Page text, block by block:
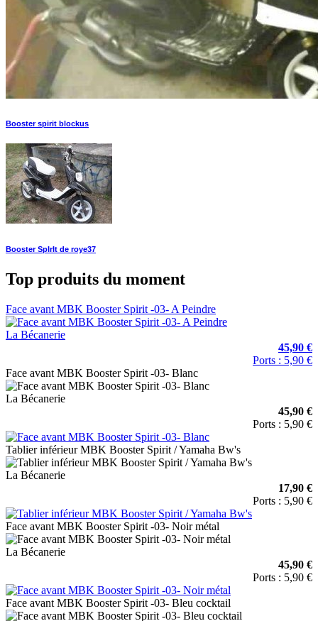
Booster spirit blockus
Booster SpIrIt de roye37
Top produits du moment
Face avant MBK Booster Spirit -03- A Peindre
La Bécanerie
45,90 €
Ports : 5,90 €
Face avant MBK Booster Spirit -03- Blanc
La Bécanerie
45,90 €
Ports : 5,90 €
Tablier inférieur MBK Booster Spirit / Yamaha Bw's
La Bécanerie
17,90 €
Ports : 5,90 €
Face avant MBK Booster Spirit -03- Noir métal
La Bécanerie
45,90 €
Ports : 5,90 €
Face avant MBK Booster Spirit -03- Bleu cocktail